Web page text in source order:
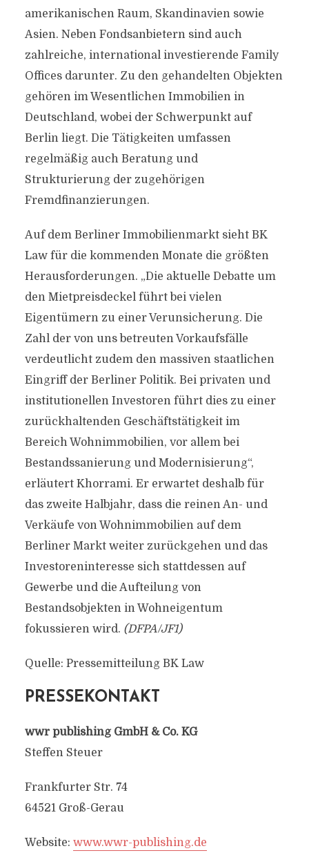
amerikanischen Raum, Skandinavien sowie
Asien. Neben Fondsanbietern sind auch
zahlreiche, international investierende Family
Offices darunter. Zu den gehandelten Objekten
gehören im Wesentlichen Immobilien in
Deutschland, wobei der Schwerpunkt auf
Berlin liegt. Die Tätigkeiten umfassen
regelmäßig auch Beratung und
Strukturierung der zugehörigen
Fremdfinanzierungen.
Auf dem Berliner Immobilienmarkt sieht BK
Law für die kommenden Monate die größten
Herausforderungen. „Die aktuelle Debatte um
den Mietpreisdeckel führt bei vielen
Eigentümern zu einer Verunsicherung. Die
Zahl der von uns betreuten Vorkaufsfälle
verdeutlicht zudem den massiven staatlichen
Eingriff der Berliner Politik. Bei privaten und
institutionellen Investoren führt dies zu einer
zurückhaltenden Geschäftstätigkeit im
Bereich Wohnimmobilien, vor allem bei
Bestandssanierung und Modernisierung“,
erläutert Khorrami. Er erwartet deshalb für
das zweite Halbjahr, dass die reinen An- und
Verkäufe von Wohnimmobilien auf dem
Berliner Markt weiter zurückgehen und das
Investoreninteresse sich stattdessen auf
Gewerbe und die Aufteilung von
Bestandsobjekten in Wohneigentum
fokussieren wird. (DFPA/JF1)
Quelle: Pressemitteilung BK Law
PRESSEKONTAKT
wwr publishing GmbH & Co. KG
Steffen Steuer
Frankfurter Str. 74
64521 Groß-Gerau
Website: www.wwr-publishing.de